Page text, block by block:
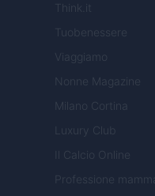
Think.it
Tuobenessere
Viaggiamo
Nonne Magazine
Milano Cortina
Luxury Club
Il Calcio Online
Professione mamma